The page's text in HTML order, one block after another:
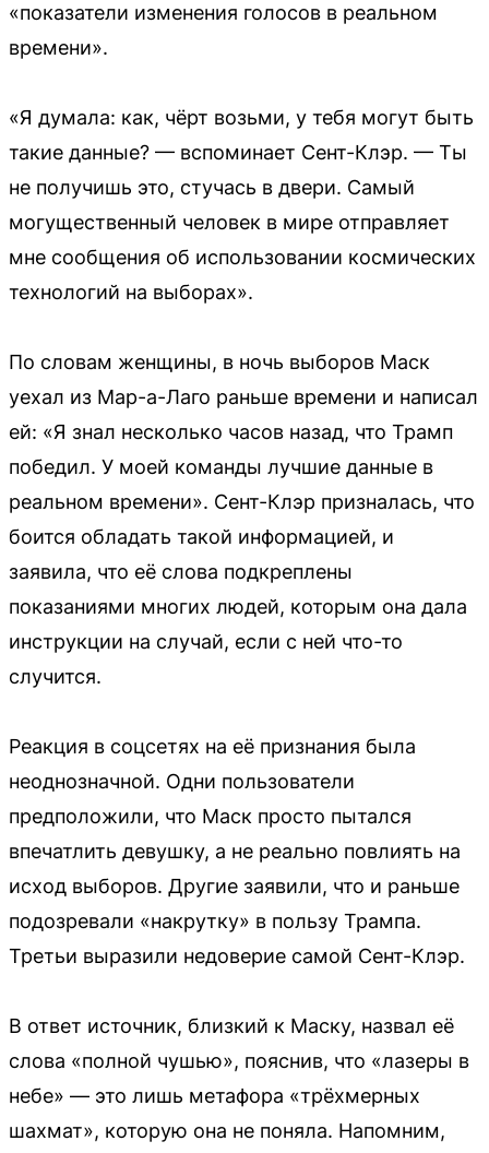
«показатели изменения голосов в реальном
времени».
«Я думала: как, чёрт возьми, у тебя могут быть
такие данные? — вспоминает Сент-Клэр. — Ты
не получишь это, стучась в двери. Самый
могущественный человек в мире отправляет
мне сообщения об использовании космических
технологий на выборах».
По словам женщины, в ночь выборов Маск
уехал из Мар-а-Лаго раньше времени и написал
ей: «Я знал несколько часов назад, что Трамп
победил. У моей команды лучшие данные в
реальном времени». Сент-Клэр призналась, что
боится обладать такой информацией, и
заявила, что её слова подкреплены
показаниями многих людей, которым она дала
инструкции на случай, если с ней что-то
случится.
Реакция в соцсетях на её признания была
неоднозначной. Одни пользователи
предположили, что Маск просто пытался
впечатлить девушку, а не реально повлиять на
исход выборов. Другие заявили, что и раньше
подозревали «накрутку» в пользу Трампа.
Третьи выразили недоверие самой Сент-Клэр.
В ответ источник, близкий к Маску, назвал её
слова «полной чушью», пояснив, что «лазеры в
небе» — это лишь метафора «трёхмерных
шахмат», которую она не поняла. Напомним,